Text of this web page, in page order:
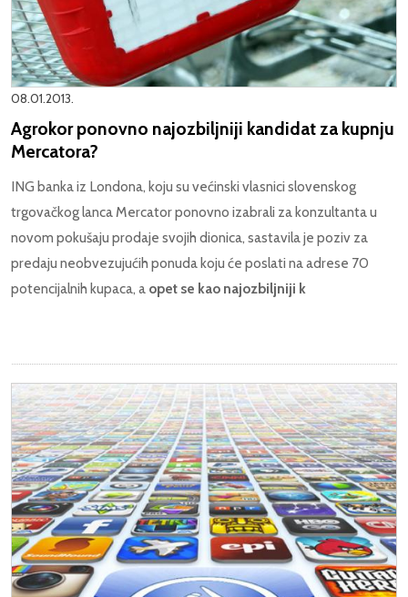
08.01.2013.
Agrokor ponovno najozbiljniji kandidat za kupnju
Mercatora?
ING banka iz Londona, koju su većinski vlasnici slovenskog
trgovačkog lanca Mercator ponovno izabrali za konzultanta u
novom pokušaju prodaje svojih dionica, sastavila je poziv za
predaju neobvezujućih ponuda koju će poslati na adrese 70
potencijalnih kupaca, a opet se kao najozbiljniji k